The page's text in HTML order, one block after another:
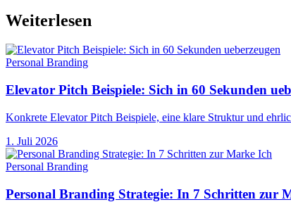
Weiterlesen
Personal Branding
Elevator Pitch Beispiele: Sich in 60 Sekunden
Konkrete Elevator Pitch Beispiele, eine klare Struktur und
1. Juli 2026
Personal Branding
Personal Branding Strategie: In 7 Schritten zur